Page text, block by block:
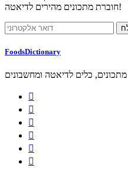
חוברת מתכונים מהירים לדיאטה!
FoodsDictionary
מתכונים, כלים לדיאטה ומחשבונים





